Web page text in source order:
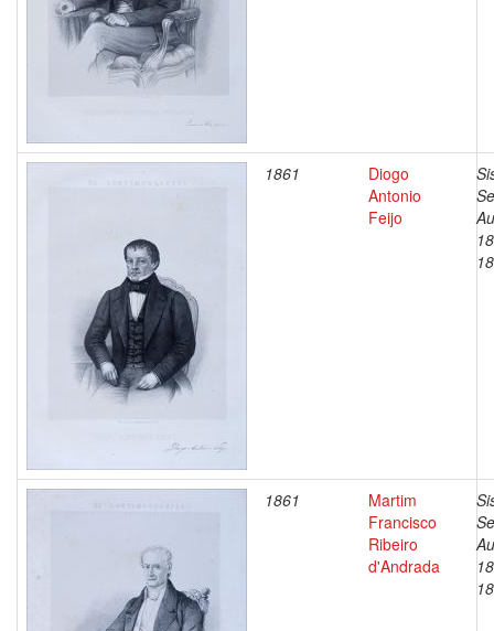
1861
Diogo
Antonio
Feijo
1861
Martim
Francisco
Ribeiro
d'Andrada